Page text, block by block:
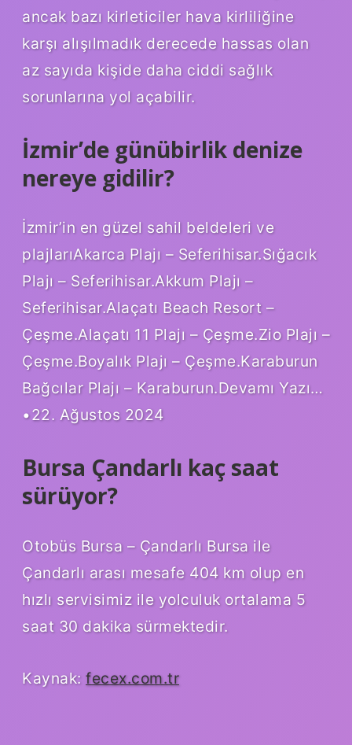
ancak bazı kirleticiler hava kirliliğine
karşı alışılmadık derecede hassas olan
az sayıda kişide daha ciddi sağlık
sorunlarına yol açabilir.
İzmir’de günübirlik denize
nereye gidilir?
İzmir’in en güzel sahil beldeleri ve
plajlarıAkarca Plajı – Seferihisar.Sığacık
Plajı – Seferihisar.Akkum Plajı –
Seferihisar.Alaçatı Beach Resort –
Çeşme.Alaçatı 11 Plajı – Çeşme.Zio Plajı –
Çeşme.Boyalık Plajı – Çeşme.Karaburun
Bağcılar Plajı – Karaburun.Devamı Yazı…
•22. Ağustos 2024
Bursa Çandarlı kaç saat
sürüyor?
Otobüs Bursa – Çandarlı Bursa ile
Çandarlı arası mesafe 404 km olup en
hızlı servisimiz ile yolculuk ortalama 5
saat 30 dakika sürmektedir.
Kaynak: fecex.com.tr